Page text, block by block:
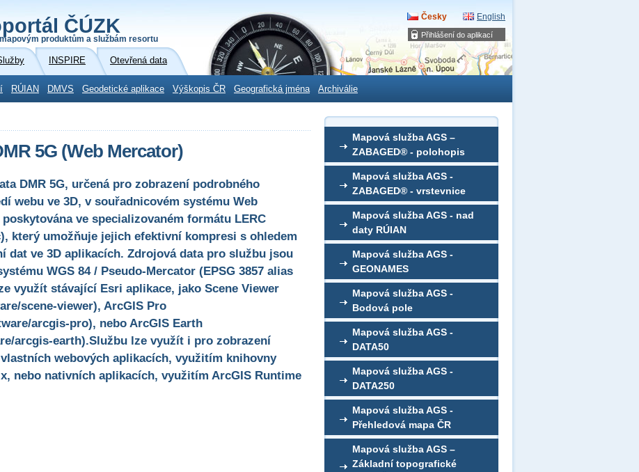
Přihlášení do aplikací
ČÚZK
produktům a službám resortu
Česky English
INSPIRE Otevřená data
RÚIAN DMVS Geodetické aplikace Výškopis ČR Geografická jména Archiválie
Mapová služba AGS –
ZABAGED® - polohopis
Mapová služba AGS -
ZABAGED® - vrstevnice
Mapová služba AGS - nad
daty RÚIAN
Mapová služba AGS -
GEONAMES
Mapová služba AGS -
Bodová pole
Mapová služba AGS -
DATA50
Mapová služba AGS -
DATA250
Mapová služba AGS -
Přehledová mapa ČR
Mapová služba AGS –
Základní topografické
5G (Web Mercator)
DMR 5G, určená pro zobrazení podrobného
webu ve 3D, v souřadnicovém systému Web
ve specializovaném formátu LERC
který umožňuje jejich efektivní kompresi s ohledem
dat ve 3D aplikacích. Zdrojová data pro službu jsou
WGS 84 / Pseudo-Mercator (EPSG 3857 alias
využít stávající Esri aplikace, jako Scene Viewer
scene-viewer), ArcGIS Pro
arcgis-pro), nebo ArcGIS Earth
arcgis-earth).Službu lze využít i pro zobrazení
webových aplikacích, využitím knihovny
nebo nativních aplikacích, využitím ArcGIS Runtime